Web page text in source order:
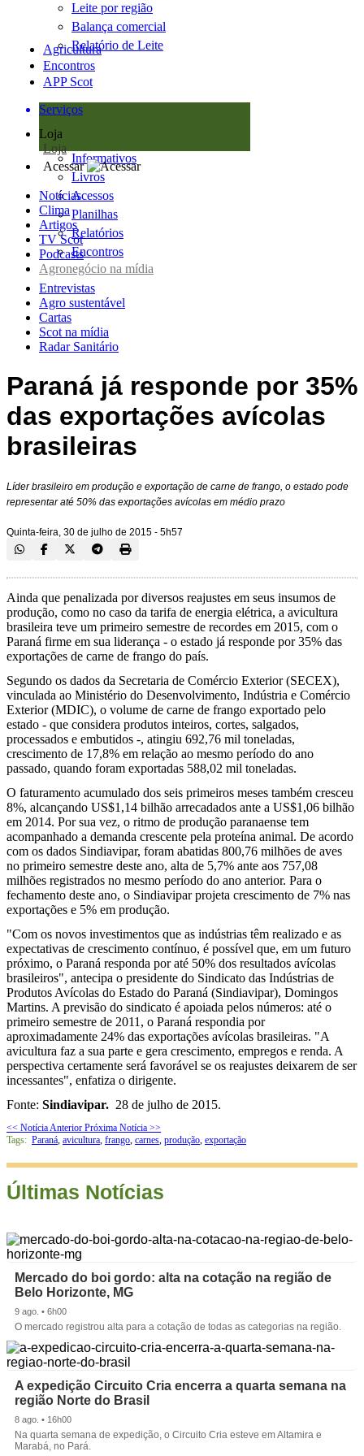
Leite por região
Balança comercial
Relatório de Leite
Agricultura
Encontros
APP Scot
Serviços
Loja
Loja
Informativos
Livros
Acessos
Planilhas
Relatórios
Encontros
Acessar
Notícias
Clima
Artigos
TV Scot
Podcasts
Agronegócio na mídia
Entrevistas
Agro sustentável
Cartas
Scot na mídia
Radar Sanitário
Paraná já responde por 35%
das exportações avícolas
brasileiras
Líder brasileiro em produção e exportação de carne de frango, o estado pode
representar até 50% das exportações avícolas em médio prazo
Quinta-feira, 30 de julho de 2015 - 5h57
Ainda que penalizada por diversos reajustes em seus insumos de
produção, como no caso da tarifa de energia elétrica, a avicultura
brasileira teve um primeiro semestre de recordes em 2015, com o
Paraná firme em sua liderança - o estado já responde por 35% das
exportações de carne de frango do país.
Segundo os dados da Secretaria de Comércio Exterior (SECEX),
vinculada ao Ministério do Desenvolvimento, Indústria e Comércio
Exterior (MDIC), o volume de carne de frango exportado pelo
estado - que considera produtos inteiros, cortes, salgados,
processados e embutidos -, atingiu 692,76 mil toneladas,
crescimento de 17,8% em relação ao mesmo período do ano
passado, quando foram exportadas 588,02 mil toneladas.
O faturamento acumulado dos seis primeiros meses também cresceu
8%, alcançando US$1,14 bilhão arrecadados ante a US$1,06 bilhão
em 2014. Por sua vez, o ritmo de produção paranaense tem
acompanhado a demanda crescente pela proteína animal. De acordo
com os dados Sindiavipar, foram abatidas 800,76 milhões de aves
no primeiro semestre deste ano, alta de 5,7% ante aos 757,08
milhões registrados no mesmo período do ano anterior. Para o
fechamento deste ano, o Sindiavipar projeta crescimento de 7% nas
exportações e 5% em produção.
"Com os novos investimentos que as indústrias têm realizado e as
expectativas de crescimento contínuo, é possível que, em um futuro
próximo, o Paraná responda por até 50% dos resultados avícolas
brasileiros", antecipa o presidente do Sindicato das Indústrias de
Produtos Avícolas do Estado do Paraná (Sindiavipar), Domingos
Martins. A previsão do sindicato é apoiada pelos números: até o
primeiro semestre de 2011, o Paraná respondia por
aproximadamente 24% das exportações avícolas brasileiras. "A
avicultura faz a sua parte e gera crescimento, empregos e renda. A
perspectiva certamente será favorável se os reajustes deixarem de ser
incessantes", enfatiza o dirigente.
Fonte: Sindiavipar. 28 de julho de 2015.
<< Notícia Anterior Próxima Notícia >>
Tags: Paraná, avicultura, frango, carnes, produção, exportação
Últimas Notícias
Mercado do boi gordo: alta na cotação na região de
Belo Horizonte, MG
9 ago. • 6h00
O mercado registrou alta para a cotação de todas as categorias na região.
A expedição Circuito Cria encerra a quarta semana na
região Norte do Brasil
8 ago. • 16h00
Na quarta semana de expedição, o Circuito Cria esteve em Altamira e
Marabá, no Pará.